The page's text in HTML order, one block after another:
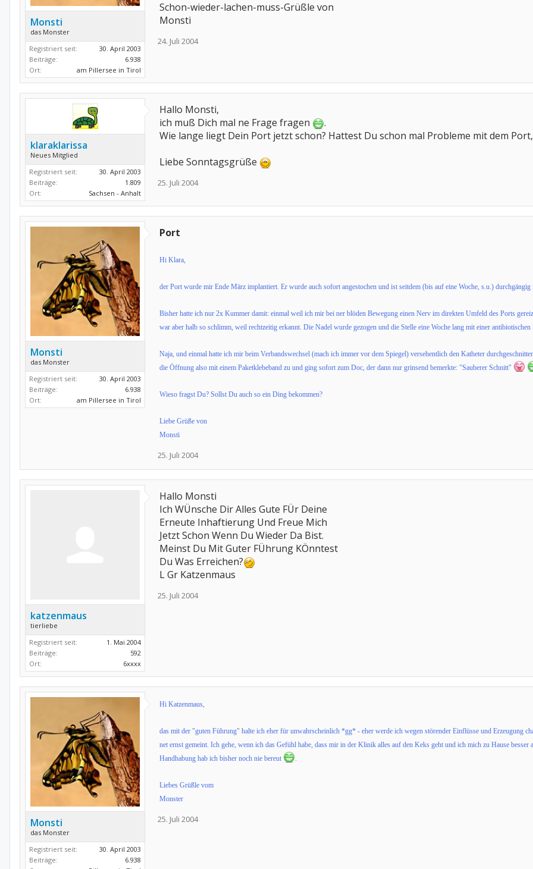
Monsti
das Monster
Registriert seit:
30. April 2003
Beiträge:
6.938
Ort:
am Pillersee in Tirol
Schon-wieder-lachen-muss-Grüßle von
Monsti
24. Juli 2004
klaraklarissa
Neues Mitglied
Registriert seit:
30. April 2003
Beiträge:
1.809
Ort:
Sachsen - Anhalt
Hallo Monsti,
ich muß Dich mal ne Frage fragen
.
Wie lange liegt Dein Port jetzt schon? Hattest Du schon mal Probleme mit dem
Liebe Sonntagsgrüße
25. Juli 2004
Monsti
das Monster
Registriert seit:
30. April 2003
Beiträge:
6.938
Ort:
am Pillersee in Tirol
Port
Hi Klara,
der Port wurde mir Ende März implantiert. Er wurde auch sofort angestochen und ist seitdem (bis auf eine Woche, s.u.) durchgängig
Bisher hatte ich nur 2x Kummer damit: einmal weil ich mir bei ner blöden Bewegung einen Nerv im direkten Umfeld des Ports
war aber halb so schlimm, weil rechtzeitig erkannt. Die Nadel wurde gezogen und die Stelle eine Woche lang mit einer antibiotischen
Naja, und einmal hatte ich mir beim Verbandswechsel (mach ich immer vor dem Spiegel) versehentlich den Katheter
die Öffnung also mit einem Paketklebeband zu und ging sofort zum Doc, der dann nur grinsend bemerkte: "Sauberer Schnitt"
Wieso fragst Du? Sollst Du auch so ein Ding bekommen?
Liebe Grüße von
Monsti
25. Juli 2004
katzenmaus
tierliebe
Registriert seit:
1. Mai 2004
Beiträge:
592
Ort:
6xxxx
Hallo Monsti
Ich WÜnsche Dir Alles Gute FÜr Deine
Erneute Inhaftierung Und Freue Mich
Jetzt Schon Wenn Du Wieder Da Bist.
Meinst Du Mit Guter FÜhrung KÖnntest
Du Was Erreichen?
L Gr Katzenmaus
25. Juli 2004
Monsti
das Monster
Registriert seit:
30. April 2003
Beiträge:
6.938
Hi Katzenmaus,
das mit der "guten Führung" halte ich eher für unwahrscheinlich *gg* - eher werde ich wegen störender Einflüsse und Erzeugung
net ernst gemeint. Ich gehe, wenn ich das Gefühl habe, dass mir in der Klinik alles auf den Keks geht und ich mich zu Hause
Handhabung hab ich bisher noch nie bereut
.
Liebes Grüßle vom
Monster
25. Juli 2004